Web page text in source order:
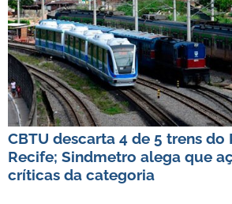
CBTU descarta 4 de 5 trens do
Recife; Sindmetro alega que
críticas da categoria